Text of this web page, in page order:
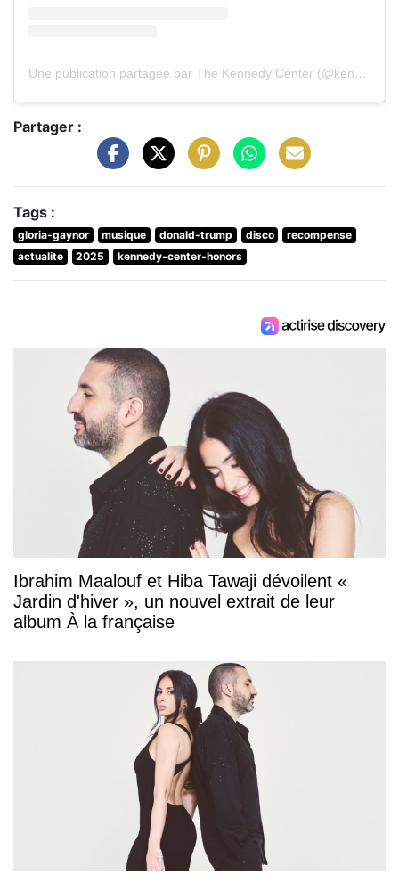
Une publication partagée par The Kennedy Center (@kennedycenter)
Partager :
Tags :
gloria-gaynor musique donald-trump disco
recompense
actualite
2025 kennedy-center-honors
Ibrahim Maalouf et Hiba Tawaji dévoilent «
Jardin d'hiver », un nouvel extrait de leur
album À la française